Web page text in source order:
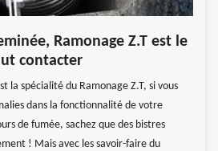
Ramonage Z.T est le
contacter
la spécialité du Ramonage Z.T, si vous
dans la fonctionnalité de votre
de fumée, sachez que des bistres
! Mais avec les savoir-faire du